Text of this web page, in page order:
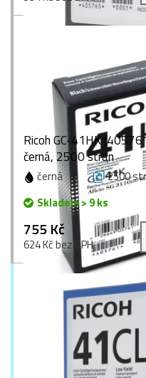
Ricoh GC-41HK
černá, 2500 stran
černá 2500
Skladem > 9 ks
755 Kč
624 Kč bez DPH